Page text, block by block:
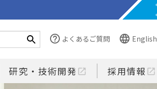
研究・技術開発 open_in_new 採用情報 open_in_new
help_outline よくあるご質問 language English